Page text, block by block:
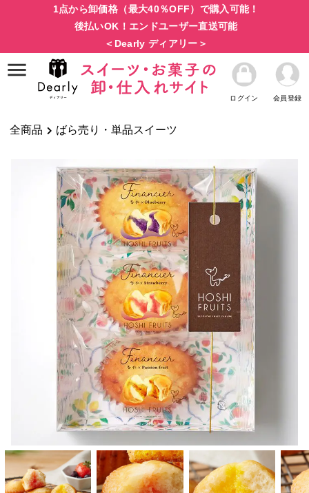
1点から卸価格（最大40％OFF）で購入可能！
後払いOK！エンドユーザー直送可能
＜Dearly ディアリー＞
ログイン 会員登録
全商品 ばら売り・単品スイーツ